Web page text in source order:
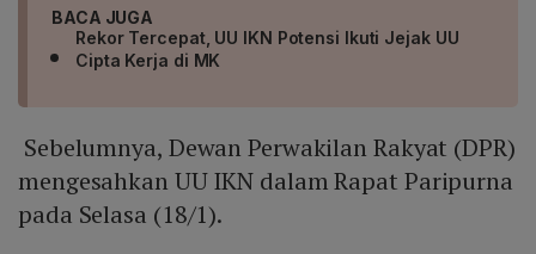
BACA JUGA
Rekor Tercepat, UU IKN Potensi Ikuti Jejak UU
Cipta Kerja di MK
Sebelumnya, Dewan Perwakilan Rakyat (DPR)
mengesahkan UU IKN dalam Rapat Paripurna
pada Selasa (18/1).